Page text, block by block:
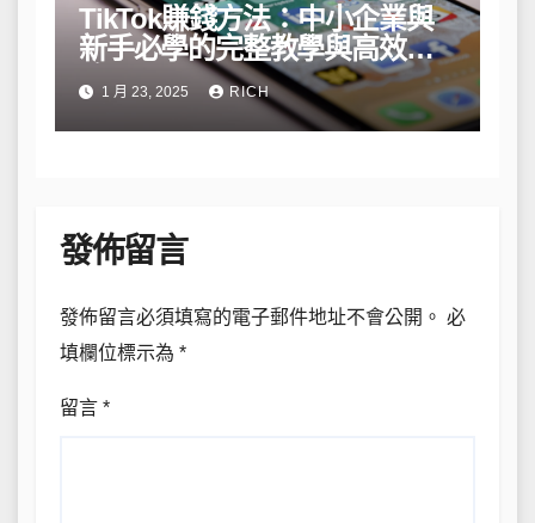
TikTok賺錢方法：中小企業與
新手必學的完整教學與高效策
略1 月 23, 2025 RICH
發佈留言
發佈留言必須填寫的電子郵件地址不會公開。 必
填欄位標示為 *
留言 *